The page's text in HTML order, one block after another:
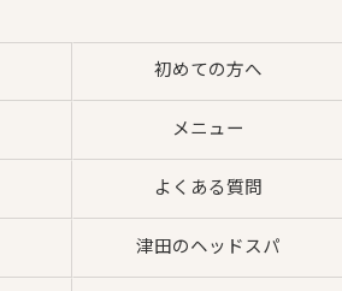
初めての方へ
メニュー
よくある質問
津田のヘッドスパ